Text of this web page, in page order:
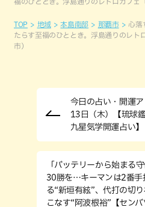
TOP 地域 本島南部 那覇市
心落
たらす至福のひととき。浮島通りのレト
市）
今日の占い・開運
13日（木）【琉球
九星気学開運占い】
「バッテリーから始まる
30勝を…キーマンは2番手
る“新垣有絃”、代打の切
こなす“阿波根裕”【セン